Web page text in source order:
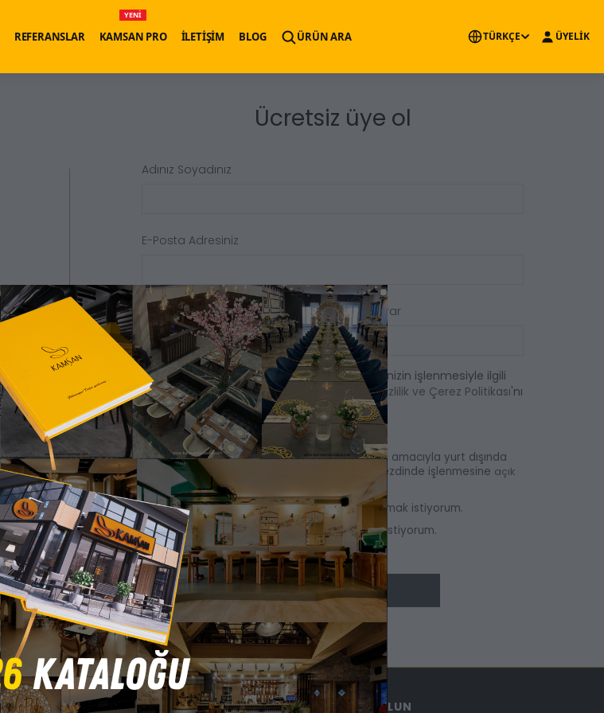
REFERANSLAR
YENİ
KAMSAN PRO İLETİŞİM BLOG ÜRÜN ARA TÜRKÇE ÜYELİK
Ücretsiz üye ol
Adınız Soyadınız
E-Posta Adresiniz
Şifreniz Şifre Tekrar
Üyeliğinize ve alışverişinize dair kişisel verilerinizin işlenmesiyle ilgili
Kişisel Verilere İlişkin Aydınlatma Metni 'ni veGizlilik ve Çerez Politikası'nı
inceleyebilirsiniz.
Gizlilik ve Çerez Politikası ni kabul ediyorum.
Kişisel verilerimin, hizmetin sağlanabilmesi amacıyla yurt dışında
bulunan sunucularda ve hizmet sağlayıcılar nezdinde işlenmesine açık
rıza
veriyorum
Kampanyalardan e-posta ile haberdar olmak istiyorum.
Kampanyalardan SMS'le haberdar olmak istiyorum.
ÜYE OL
İLETİŞİM E BÜLTENE ABONE OLUN
×